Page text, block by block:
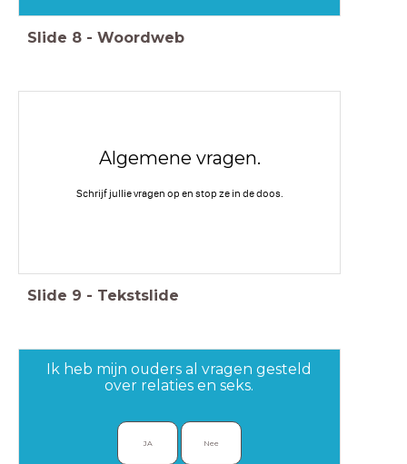
Slide 8 - Woordweb
Algemene vragen.
Schrijf jullie vragen op en stop ze in de doos.
Slide 9 - Tekstslide
Ik heb mijn ouders al vragen gesteld
over relaties en seks.
JA Nee